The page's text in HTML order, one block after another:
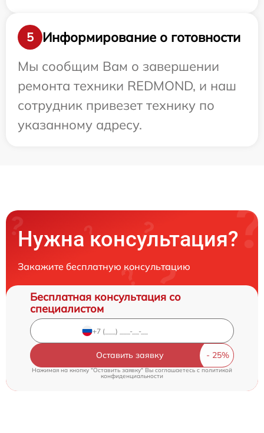
5
Информирование о готовности
Мы сообщим Вам о завершении
ремонта техники REDMOND, и наш
сотрудник привезет технику по
указанному адресу.
Нужна консультация?
Закажите бесплатную консультацию
Бесплатная консультация со
специалистом
Оставить заявку
Нажимая на кнопку "Оставить заявку" Вы соглашаетесь c политикой
конфиденциальности